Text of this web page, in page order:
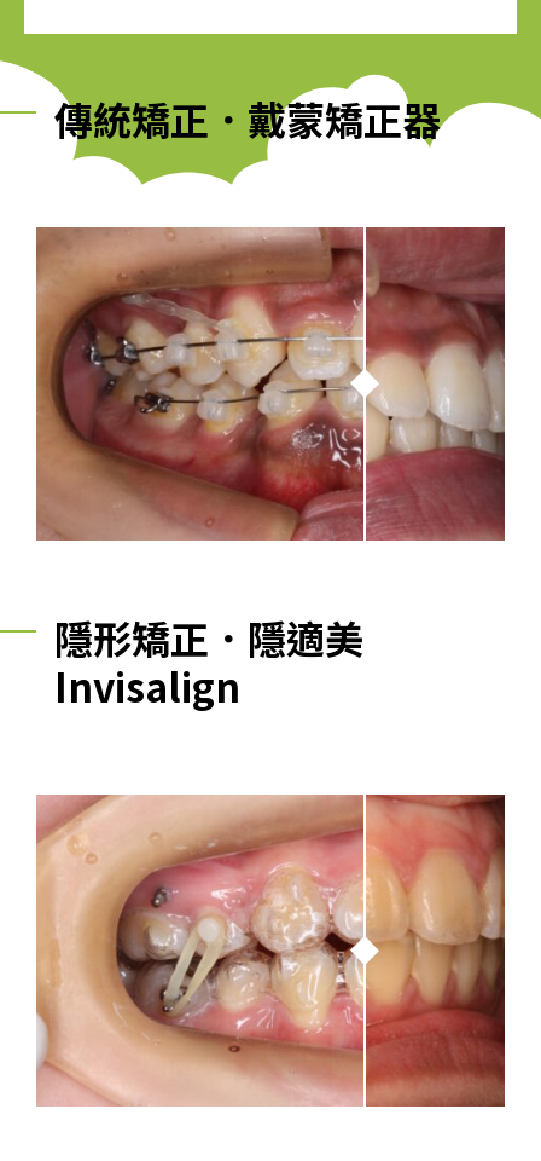
傳統矯正．戴蒙矯正器
隱形矯正．隱適美
Invisalign